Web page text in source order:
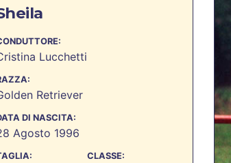
Lucchetti
Retriever
DI NASCITA:
Agosto 1996
CLASSE: